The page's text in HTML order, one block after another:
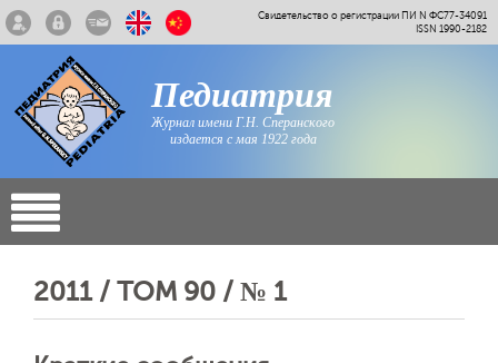
Свидетельство о регистрации ПИ N ФС77-34091
ISSN 1990-2182
Педиатрия
Журнал имени Г.Н. Сперанского
издается с мая 1922 года
2011 / ТОМ 90 / № 1